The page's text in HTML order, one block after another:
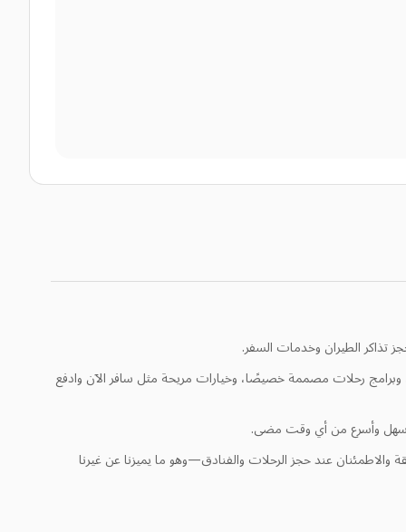
تذاكر الطيران وخدمات السفر.
وبرامج رحلات مصممة خصيصًا، وخيارات مريحة مثل سافر الآن وادفع